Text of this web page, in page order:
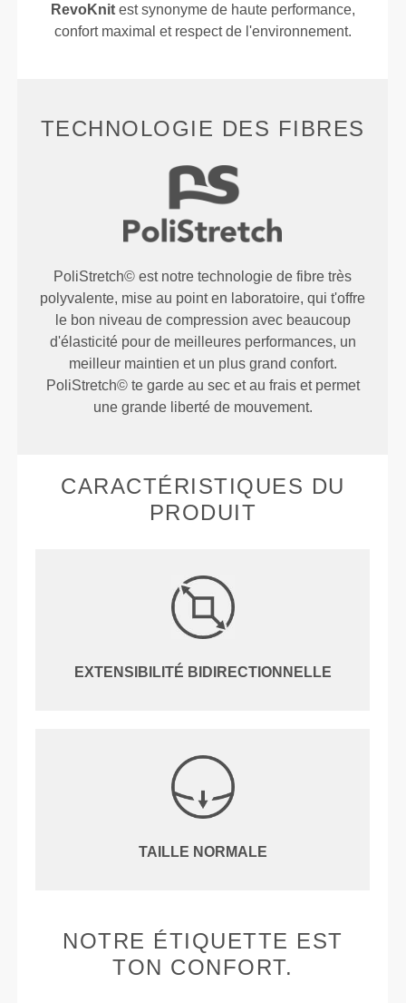
RevoKnitest synonyme de haute performance,
confort maximal et respect de l'environnement.
TECHNOLOGIE DES FIBRES
PoliStretch© est notre technologie de fibre très
polyvalente, mise au point en laboratoire, qui t'offre
le bon niveau de compression avec beaucoup
d'élasticité pour de meilleures performances, un
meilleur maintien et un plus grand confort.
PoliStretch© te garde au sec et au frais et permet
une grande liberté de mouvement.
CARACTÉRISTIQUES DU
PRODUIT
EXTENSIBILITÉ BIDIRECTIONNELLE
TAILLE NORMALE
NOTRE ÉTIQUETTE EST
TON CONFORT.